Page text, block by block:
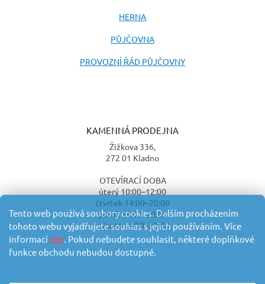
Tento web používá soubory cookies. Dalším procházením
tohoto webu vyjadřujete souhlas s jejich používáním. Více
informacízde. Pokud nebudete souhlasit, některé doplňkové
funkce obchodu nebudou dostupné.
HERNA
PŮJČOVNA
PROVOZNÍ ŘÁD PŮJČOVNY
KAMENNÁ PRODEJNA
Žižkova 336,
272 01 Kladno
OTEVÍRACÍ DOBA
úterý 10:00–12:00
čtvrtek 14:00–20:00
pátek 14:00–20:00
sobota 14:00–20:00